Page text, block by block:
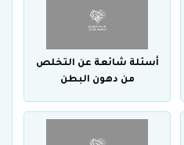
أسئلة شائعة عن التخلص
من دهون البطن